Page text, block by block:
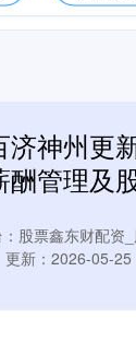
神州更
管理及
股票鑫东财配资
更新：2026-05-25